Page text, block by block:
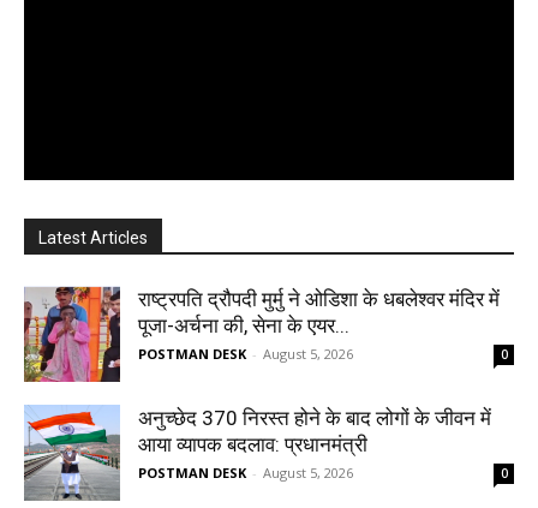
Latest Articles
राष्ट्रपति द्रौपदी मुर्मु ने ओडिशा के धबलेश्वर मंदिर में
पूजा-अर्चना की, सेना के एयर...
POSTMAN DESK - August 5, 2026 0
अनुच्छेद 370 निरस्त होने के बाद लोगों के जीवन में
आया व्यापक बदलाव: प्रधानमंत्री
POSTMAN DESK - August 5, 2026 0